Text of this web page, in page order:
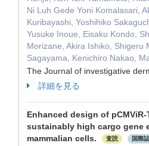
Ni Luh Gede Yoni Komalasari,
Kuribayashi, Yoshihiko
Yusuke Inoue, Eisaku Kondo,
Morizane, Akira Ishiko, Shigeru
Sagayama, Kenichiro Nakao,
The Journal of investigative
詳細を見る
Enhanced design of
sustainably high cargo gene
mammalian cells.
査読 国際誌